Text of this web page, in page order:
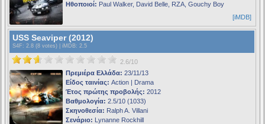
Ηθοποιοί: Paul Walker, David Belle, RZA, Gouchy Boy
[iMDB]
USS Seaviper (2012)
S4F : 2.8 (8 votes) | iMDB: 2.5
2.6/10
Πρεμιέρα Ελλάδα: 23/11/13
Είδος ταινίας: Action | Drama
Έτος πρώτης προβολής: 2012
Βαθμολογία: 2.5/10 (1033)
Σκηνοθεσία: Ralph A. Villani
Σενάριο: Lynanne Rockhill